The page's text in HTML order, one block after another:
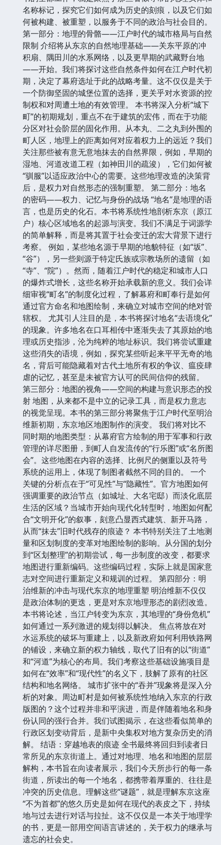
名称标记，探究它们如何成为历史的刻痕，以及它们如
何被构建、被重塑，以服务于不同的政治与社会目的。
第一部分：地理的骨骼——江户时代的城市格局与自然
限制 介绍将从东京的自然地理基础——关东平原的冲
积扇、隅田川的水系网络，以及更早期的武藏野台地
——开始。我们将探讨这些自然条件如何在江户时代初
期，决定了幕府选址于此的战略考量。这不仅仅是关于
一个防御坚固的城堡位置的选择，更关乎对水资源的控
制权和对周遭土地的有效管理。 本书将深入分析“城下
町”的初期规划，重点不在于建筑的宏伟，而在于功能
分区对社会阶层的固化作用。从本丸、二之丸到外围的
町人区，地理上的距离如何对应着权力上的远近？我们
关注那些被有意无意地抹去的自然界限，例如，早期的
湿地、河道改道工程（如神田川的疏浚），它们如何被
“驯服”以适应政治中心的需要。这些地理改造的决策背
后，是权力对自然形态的强制重塑。 第二部分：地名
的密码——权力、记忆与身份的战场 “地名”是地理的语
言，也是历史的化石。本书将系统性地剖析东京（原江
户）核心区域地名的起源与演变。我们不满足于词源学
的简单解释，而是将其置于社会变迁的宏大背景下进行
考察。 例如，某些地名源于早期的地貌特征（如“坂”、
“谷”），另一些则源于特定氏族或宗教场所的遗留（如
“寺”、“院”）。然而，随着江户时代的稳定和城市人口
的爆炸式增长，这些名称开始承载新的意义。我们会详
细审视“町名”的制度化过程，了解幕府和町奉行是如何
通过官方命名和地图绘制，来确立对城市空间的绝对管
辖权。 尤其引人注目的是，本书将探讨地名“去语境化”
的现象。许多地名在口耳相传中逐渐失去了其原始的地
理或历史指涉，沦为纯粹的地址标识。我们将尝试重建
这些消失的语境，例如，探究某些听起来平平无奇的地
名，背后可能隐藏着对古代土地所有权的争议、瘟疫肆
虐的记忆，甚至是未被官方认可的民间信仰的残留。
第三部分：地图的视角——空间的构建与意识形态的投
射 地图，从来都不是中立的记录工具，而是权力意志
的视觉呈现。本书的第三部分将聚焦于江户时代至明治
维新初期，东京地区地图制作的演变。 我们将对比不
同时期的地图类型：从幕府官方绘制的用于军事和行政
管理的详尽图册，到町人自发流传的“行乐图”或“名所图
会”。这些地图在内容的选择、比例尺的侧重以及符号
系统的运用上，体现了制图者截然不同的目的。 一个
关键的分析点在于“可见性”与“隐藏性”。官方地图如何
强调重要的政治节点（如城址、大名宅邸）而淡化底层
生活的区域？当城市开始向现代化转型时，地图如何配
合“文明开化”的叙事，刻意凸显西式建筑、新开马路，
从而“抹去”旧时代残存的痕迹？ 本书特别关注了土地测
量和区划制度的变革对地图绘制的影响。从分国的划分
到“区划整理”的初期尝试，每一步制度的改变，都要求
地图进行重新编码。这些编码过程，实际上就是国家意
志对空间进行重新定义和规训的过程。 第四部分：明
治维新的冲击与现代东京的地理重塑 明治维新不仅仅
是政治体制的更迭，更是对东京地理形态的剧烈改造。
本书将论述，当江户转变为东京，其地理的“身份危机”
如何通过一系列激进的规划得以解决。 焦点将放在对
水运系统的破坏与重建上，以及新政府如何利用铁路网
的铺设，来确立新的权力轴线，取代了旧有的以“街道”
和“河道”为核心的布局。我们考察这些基础设施项目是
如何在“效率”和“现代性”的名义下，肢解了原有的社区
结构和地名网络。 城市扩张中的“吞并”现象将是深入分
析的对象。周边町村是如何被系统性地纳入东京的行政
版图的？这个过程并非和平演进，而是伴随着地名和身
份认同的强行合并。我们试图揭示，在这些看似简单的
行政区划变动背后，是新中央集权对地方复杂历史的消
解。 结语：穿越地表的痕迹 全书最终将回归到读者日
常所见的东京街道上。通过对地理、地名和地图的层层
解构，本书旨在向读者展示，我们今天所步行的每一条
街道，所读出的每一个地名，都携带着厚重的、往往是
冲突的历史信息。理解这些“谜题”，就是理解东京这座
“不为首都”的悠久历史是如何在现代的表皮之下，持续
地与过去进行对话与拉扯。这不仅仅是一本关于地理学
的书，更是一部用空间语言讲述的，关于权力的继承与
遗忘的社会史。